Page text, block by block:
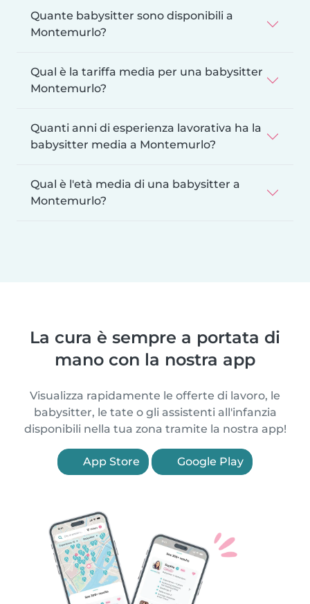
Quante babysitter sono disponibili a
Montemurlo?
Qual è la tariffa media per una babysitter
Montemurlo?
Quanti anni di esperienza lavorativa ha la
babysitter media a Montemurlo?
Qual è l'età media di una babysitter a
Montemurlo?
La cura è sempre a portata di
mano con la nostra app
Visualizza rapidamente le offerte di lavoro, le
babysitter, le tate o gli assistenti all'infanzia
disponibili nella tua zona tramite la nostra app!
App Store Google Play